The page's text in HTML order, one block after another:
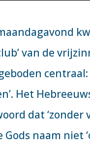
van de
centraal:
Het
dat ‘zonder
naam niet